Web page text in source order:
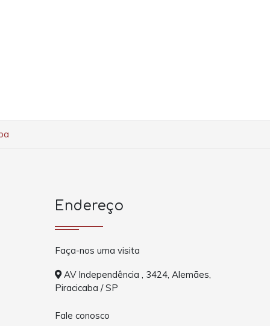
Endereço
Faça-nos uma visita
AV Independência , 3424, Alemães,
Piracicaba / SP
Fale conosco